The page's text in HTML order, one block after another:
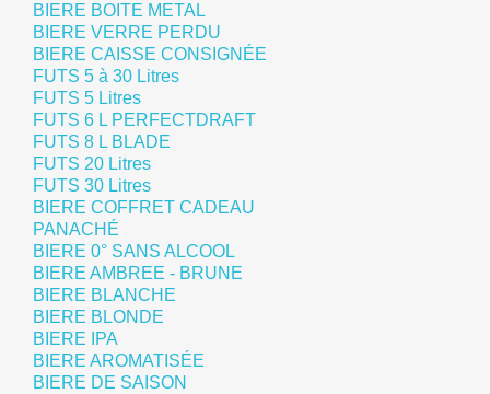
BIERE BOITE METAL
BIERE VERRE PERDU
BIERE CAISSE CONSIGNÉE
FUTS 5 à 30 Litres
FUTS 5 Litres
FUTS 6 L PERFECTDRAFT
FUTS 8 L BLADE
FUTS 20 Litres
FUTS 30 Litres
BIERE COFFRET CADEAU
PANACHÉ
BIERE 0° SANS ALCOOL
BIERE AMBREE - BRUNE
BIERE BLANCHE
BIERE BLONDE
BIERE IPA
BIERE AROMATISÉE
BIERE DE SAISON